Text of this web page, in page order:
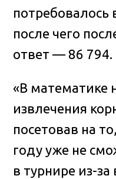
потребовалось
после чего
ответ — 86 794.
«В математике
извлечения
посетовав на
году уже не
в турнире из-за